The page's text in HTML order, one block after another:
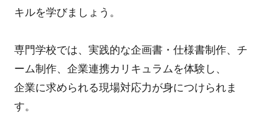
キルを学びましょう。
専門学校では、実践的な企画書・仕様書制作、チ
ーム制作、企業連携カリキュラムを体験し、
企業に求められる現場対応力が身につけられま
す。